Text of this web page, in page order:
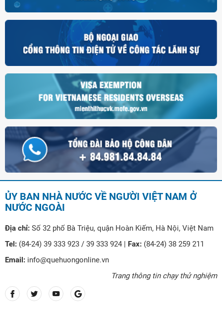
ỦY BAN NHÀ NƯỚC VỀ NGƯỜI VIỆT NAM Ở
NƯỚC NGOÀI
Địa chỉ: Số 32 phố Bà Triệu, quận Hoàn Kiếm, Hà Nội, Việt Nam
Tel: (84-24) 39 333 923 / 39 333 924 | Fax: (84-24) 38 259 211
Email: info@quehuongonline.vn
Trang thông tin chạy thử nghiệm